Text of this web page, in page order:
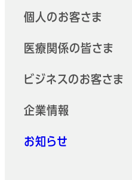
クイックリンク
個人のお客さま
医療関係の皆さま
ビジネスのお客さま
企業情報
お知らせ